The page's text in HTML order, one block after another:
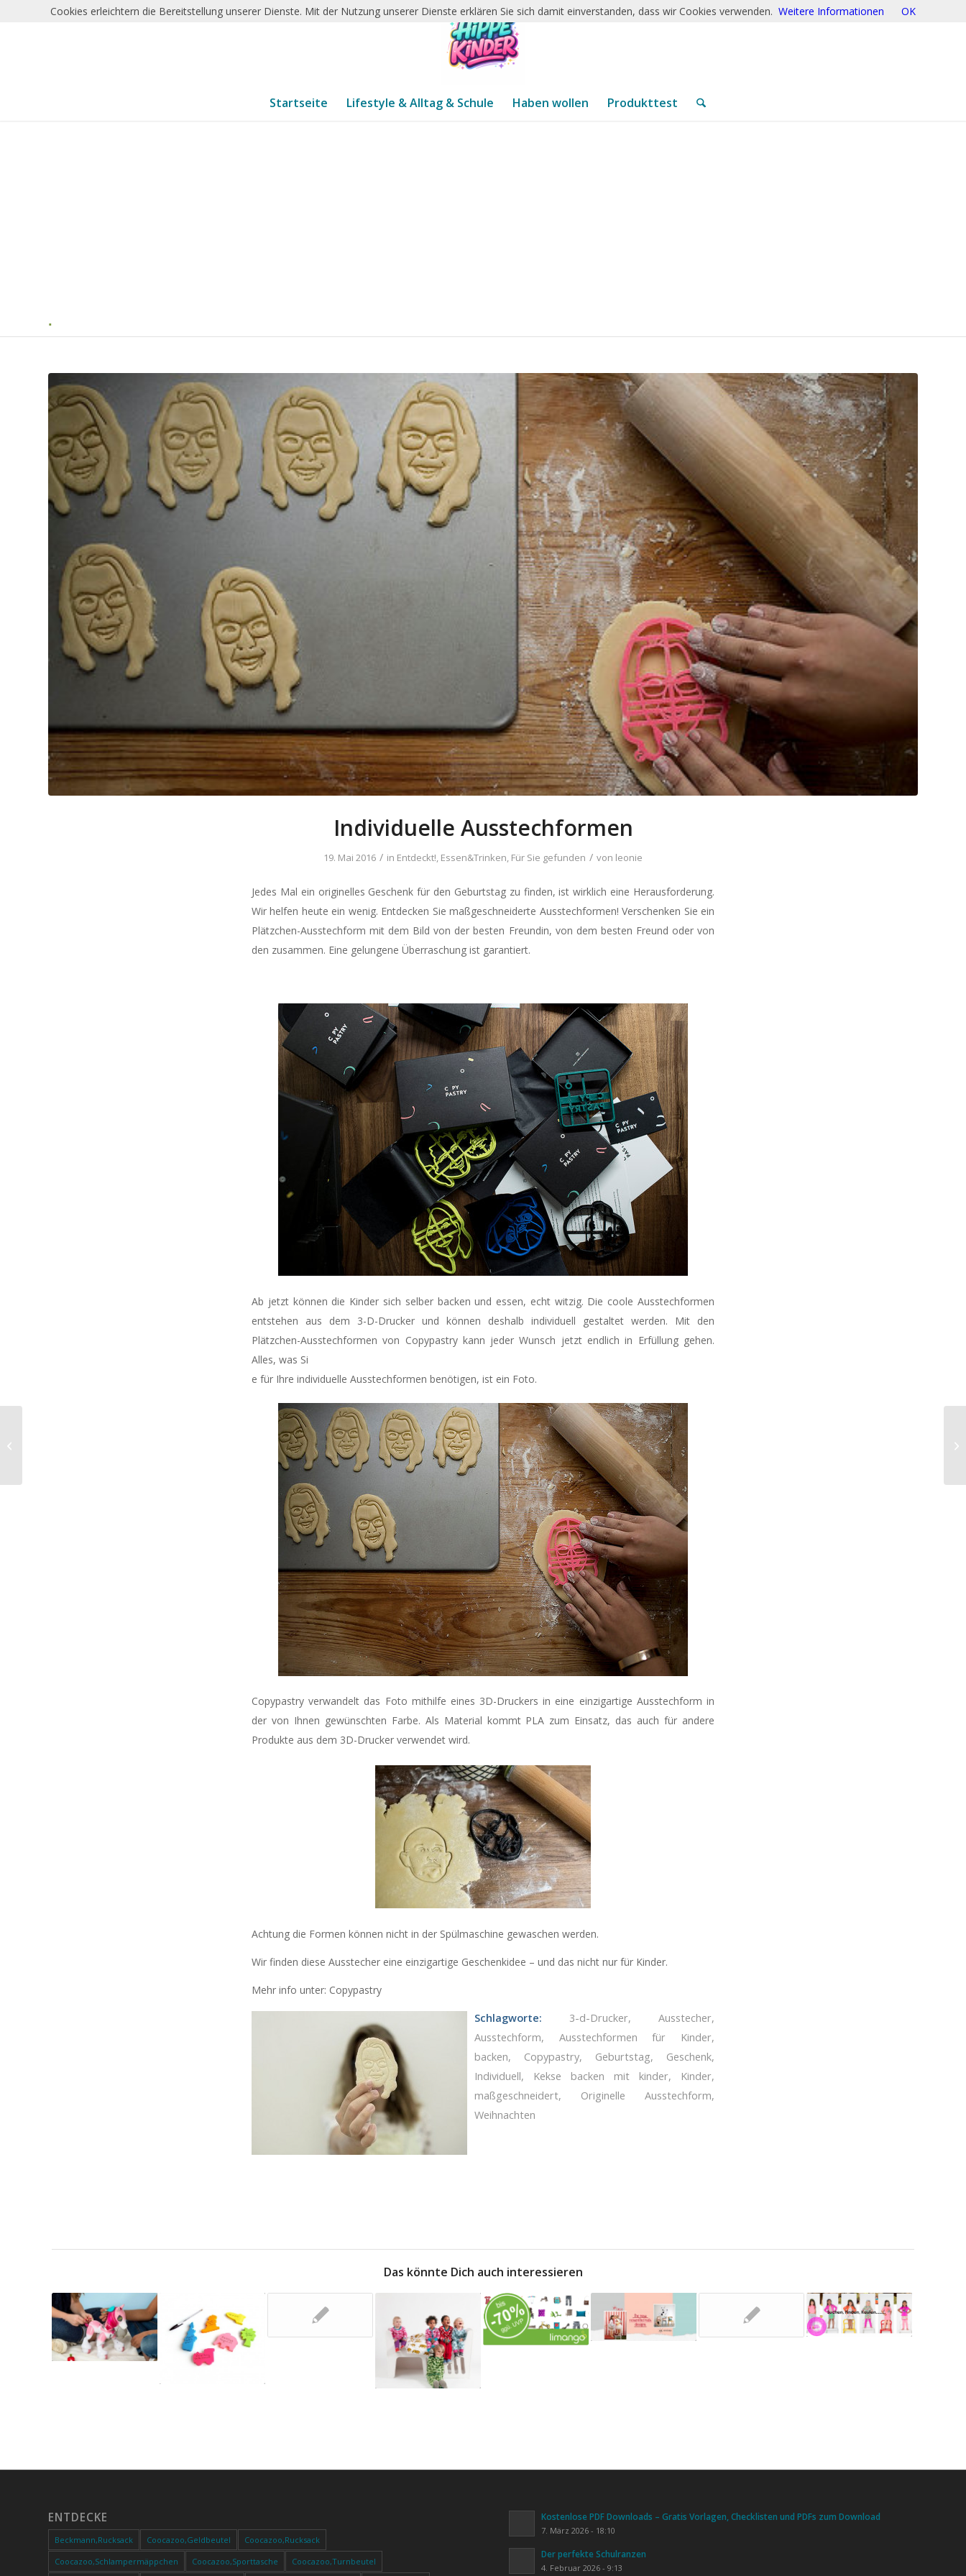
Startseite Lifestyle & Alltag & Schule Haben wollen Produkttest
Individuelle Ausstechformen
19. Mai 2016 / in Entdeckt!, Essen&Trinken, Für Sie gefunden / von leonie
Jedes Mal ein originelles Geschenk für den Geburtstag zu finden, ist wirklich eine Herausforderung.
Wir helfen heute ein wenig. Entdecken Sie maßgeschneiderte Ausstechformen! Verschenken Sie ein
Plätzchen-Ausstechform mit dem Bild von der besten Freundin, von dem besten Freund oder von
den zusammen. Eine gelungene Überraschung ist garantiert.
Ab jetzt können die Kinder sich selber backen und essen, echt witzig. Die coole Ausstechformen
entstehen aus dem 3-D-Drucker und können deshalb individuell gestaltet werden. Mit den
Plätzchen-Ausstechformen von Copypastry kann jeder Wunsch jetzt endlich in Erfüllung gehen.
Alles, was Si
e für Ihre individuelle Ausstechformen benötigen, ist ein Foto.
Copypastry verwandelt das Foto mithilfe eines 3D-Druckers in eine einzigartige Ausstechform in
der von Ihnen gewünschten Farbe. Als Material kommt PLA zum Einsatz, das auch für andere
Produkte aus dem 3D-Drucker verwendet wird.
Achtung die Formen können nicht in der Spülmaschine gewaschen werden.
Wir finden diese Ausstecher eine einzigartige Geschenkidee – und das nicht nur für Kinder.
Mehr info unter: Copypastry
Schlagworte: 3-d-Drucker, Ausstecher,
Ausstechform, Ausstechformen für Kinder,
backen, Copypastry, Geburtstag, Geschenk,
Individuell, Kekse backen mit kinder, Kinder,
maßgeschneidert, Originelle Ausstechform,
Weihnachten
Das könnte Dich auch interessieren
ENTDECKE
Beckmann,Rucksack Coocazoo,Geldbeutel
Coocazoo,Rucksack
Coocazoo,Schlampermäppchen
Coocazoo,Sporttasche Coocazoo,Turnbeutel
Kostenlose PDF Downloads – Gratis Vorlagen, Checklisten und PDFs zum Download
7. März 2026 - 18:10
Der perfekte Schulranzen
4. Februar 2026 - 9:13
Cookies erleichtern die Bereitstellung unserer Dienste. Mit der Nutzung unserer Dienste erklären Sie sich damit einverstanden, dass wir Cookies verwenden. Weitere Informationen OK